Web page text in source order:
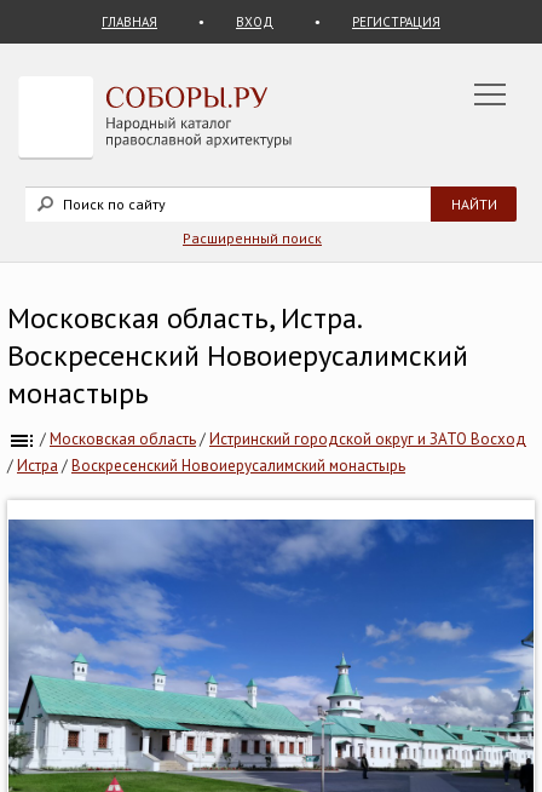
ГЛАВНАЯ ВХОД РЕГИСТРАЦИЯ
Расширенный поиск
Московская область, Истра.
Воскресенский Новоиерусалимский
монастырь
/Московская область/Истринский городской округ и ЗАТО Восход
/Истра /Воскресенский Новоиерусалимский монастырь